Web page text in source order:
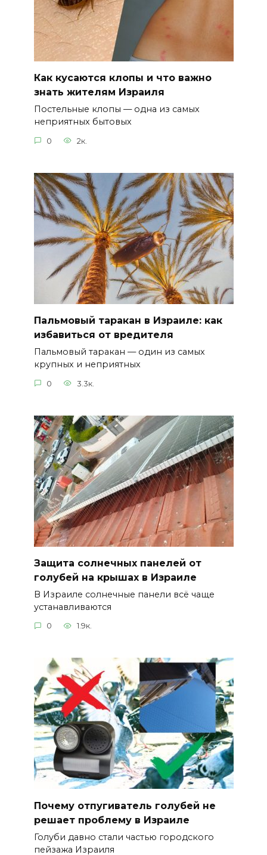
Как кусаются клопы и что важно
знать жителям Израиля
Постельные клопы — одна из самых
неприятных бытовых
0 2к.
Пальмовый таракан в Израиле: как
избавиться от вредителя
Пальмовый таракан — один из самых
крупных и неприятных
0 3.3к.
Защита солнечных панелей от
голубей на крышах в Израиле
В Израиле солнечные панели всё чаще
устанавливаются
0 1.9к.
Почему отпугиватель голубей не
решает проблему в Израиле
Голуби давно стали частью городского
пейзажа Израиля